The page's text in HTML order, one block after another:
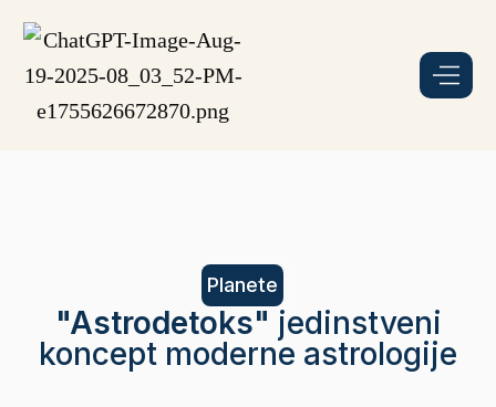
Planete
"Astrodetoks" jedinstveni
koncept moderne astrologije